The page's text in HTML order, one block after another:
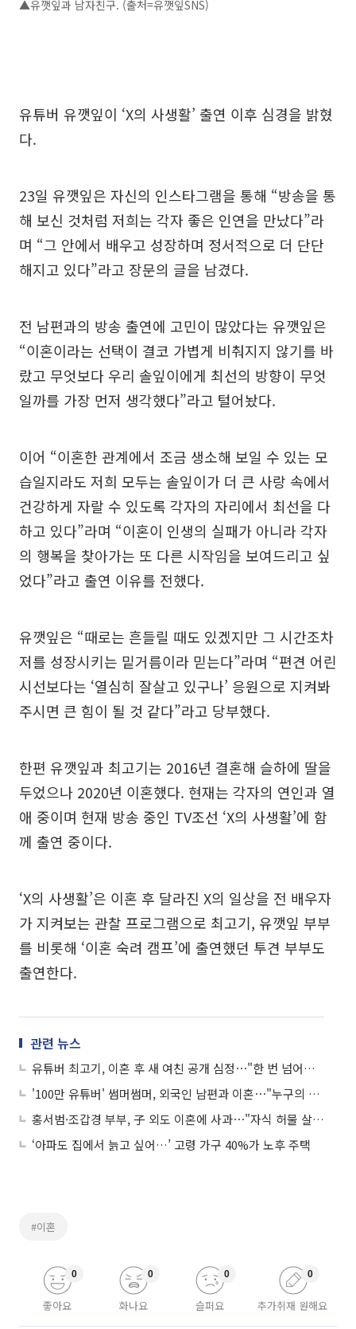
▲유깻잎과 남자친구. (출처=유깻잎SNS)
유튜버 유깻잎이 ‘X의 사생활’ 출연 이후 심경을 밝혔
다.
23일 유깻잎은 자신의 인스타그램을 통해 “방송을 통
해 보신 것처럼 저희는 각자 좋은 인연을 만났다”라
며 “그 안에서 배우고 성장하며 정서적으로 더 단단
해지고 있다”라고 장문의 글을 남겼다.
전 남편과의 방송 출연에 고민이 많았다는 유깻잎은
“이혼이라는 선택이 결코 가볍게 비춰지지 않기를 바
랐고 무엇보다 우리 솔잎이에게 최선의 방향이 무엇
일까를 가장 먼저 생각했다”라고 털어놨다.
이어 “이혼한 관계에서 조금 생소해 보일 수 있는 모
습일지라도 저희 모두는 솔잎이가 더 큰 사랑 속에서
건강하게 자랄 수 있도록 각자의 자리에서 최선을 다
하고 있다”라며 “이혼이 인생의 실패가 아니라 각자
의 행복을 찾아가는 또 다른 시작임을 보여드리고 싶
었다”라고 출연 이유를 전했다.
유깻잎은 “때로는 흔들릴 때도 있겠지만 그 시간조차
저를 성장시키는 밑거름이라 믿는다”라며 “편견 어린
시선보다는 ‘열심히 잘살고 있구나’ 응원으로 지켜봐
주시면 큰 힘이 될 것 같다”라고 당부했다.
한편 유깻잎과 최고기는 2016년 결혼해 슬하에 딸을
두었으나 2020년 이혼했다. 현재는 각자의 연인과 열
애 중이며 현재 방송 중인 TV조선 ‘X의 사생활’에 함
께 출연 중이다.
‘X의 사생활’은 이혼 후 달라진 X의 일상을 전 배우자
가 지켜보는 관찰 프로그램으로 최고기, 유깻잎 부부
를 비롯해 ‘이혼 숙려 캠프’에 출연했던 투견 부부도
출연한다.
관련 뉴스
유튜버 최고기, 이혼 후 새 여친 공개 심정⋯"한 번 넘어졌다가 일어난 인생"
'100만 유튜버' 썸머썸머, 외국인 남편과 이혼⋯"누구의 잘못 아닌 선택"
홍서범·조갑경 부부, 子 외도 이혼에 사과⋯"자식 허물 살피지 못해, 엄중 지도할 것"
‘아파도 집에서 늙고 싶어…’ 고령 가구 40%가 노후 주택
#이혼
좋아요
0
화나요
0
슬퍼요
0
추가취재 원해요
0